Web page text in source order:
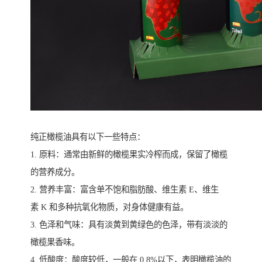
纯正橄榄油具有以下一些特点：
1. 原料：通常由新鲜的橄榄果实冷榨而成，保留了橄榄
的营养成分。
2. 营养丰富：富含单不饱和脂肪酸、维生素 E、维生
素 K 和多种抗氧化物质，对身体健康有益。
3. 色泽和气味：具有淡黄到黄绿色的色泽，带有淡淡的
橄榄果香味。
4. 低酸度：酸度较低，一般在 0.8%以下，表明橄榄油的